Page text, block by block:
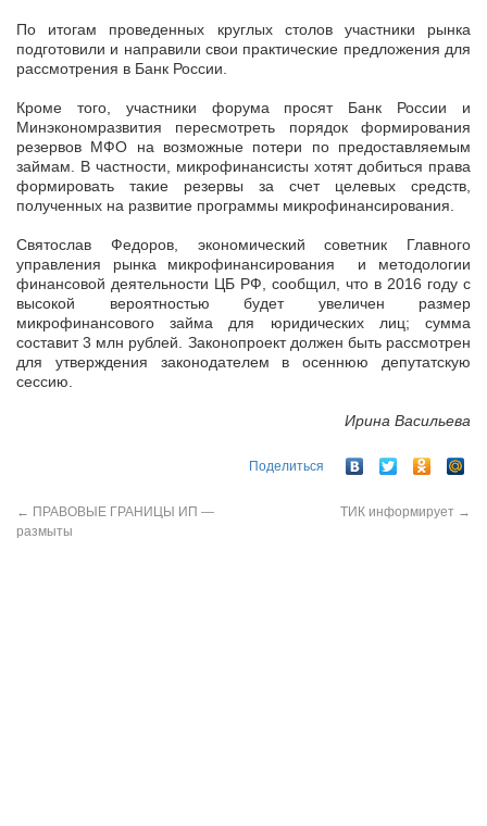
По итогам проведенных круглых столов участники рынка
подготовили и направили свои практические предложения для
рассмотрения в Банк России.
Кроме того, участники форума просят Банк России и
Минэкономразвития пересмотреть порядок формирования
резервов МФО на возможные потери по предоставляемым
займам. В частности, микрофинансисты хотят добиться права
формировать такие резервы за счет целевых средств,
полученных на развитие программы микрофинансирования.
Святослав Федоров, экономический советник Главного
управления рынка микрофинансирования и методологии
финансовой деятельности ЦБ РФ, сообщил, что в 2016 году с
высокой вероятностью будет увеличен размер
микрофинансового займа для юридических лиц; сумма
составит 3 млн рублей. Законопроект должен быть рассмотрен
для утверждения законодателем в осеннюю депутатскую
сессию.
Ирина Васильева
Поделиться
← ПРАВОВЫЕ ГРАНИЦЫ ИП —
размыты
ТИК информирует →